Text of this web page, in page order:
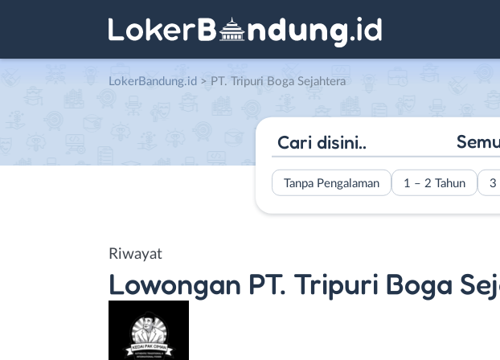
LokerBandung.id > PT. Tripuri Boga Sejahtera
Tanpa Pengalaman 1 – 2 Tahun 3
Riwayat
Lowongan PT. Tripuri Boga